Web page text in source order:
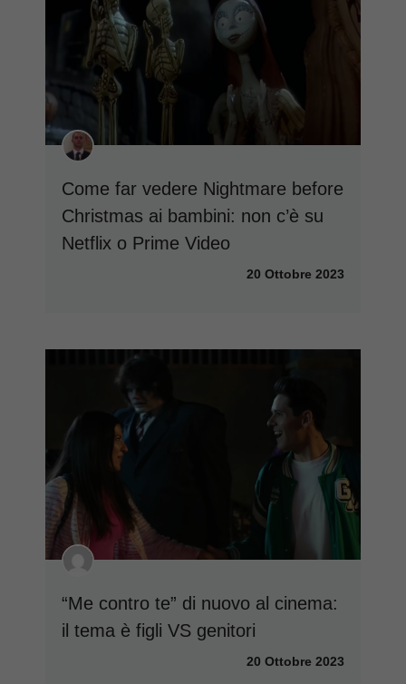
Come far vedere Nightmare before
Christmas ai bambini: non c’è su
Netflix o Prime Video
20 Ottobre 2023
“Me contro te” di nuovo al cinema:
il tema è figli VS genitori
20 Ottobre 2023